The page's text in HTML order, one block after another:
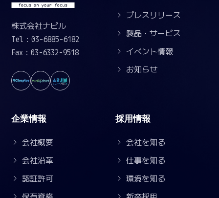
株式会社ナピル
Tel：03-6885-6182
Fax：03-6332-9518
プレスリリース
製品・サービス
イベント情報
お知らせ
企業情報
会社概要
会社沿革
認証許可
採用情報
会社を知る
仕事を知る
環境を知る